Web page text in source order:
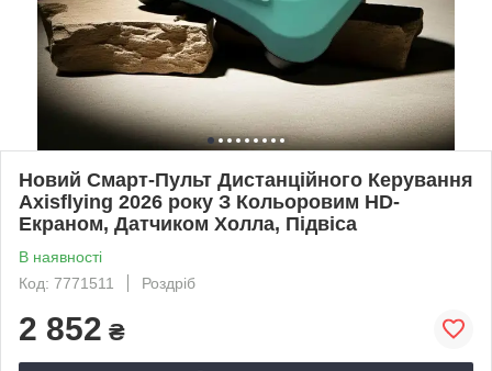
Новий Смарт-Пульт Дистанційного Керування
Axisflying 2026 року З Кольоровим HD-
Екраном, Датчиком Холла, Підвіса
В наявності
Код: 7771511
Роздріб
2 852 ₴